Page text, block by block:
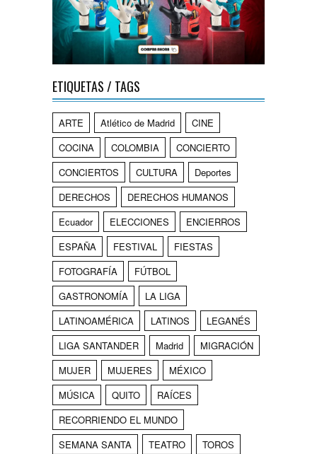
ETIQUETAS / TAGS
ARTE Atlético de Madrid
CINE
COCINA
COLOMBIA
CONCIERTO
CONCIERTOS
CULTURA
Deportes
DERECHOS
DERECHOS HUMANOS
Ecuador
ELECCIONES
ENCIERROS
ESPAÑA
FESTIVAL
FIESTAS
FOTOGRAFÍA
FÚTBOL
GASTRONOMÍA
LA LIGA
LATINOAMÉRICA
LATINOS
LEGANÉS
LIGA SANTANDER
Madrid
MIGRACIÓN
MUJER
MUJERES
MÉXICO
MÚSICA
QUITO
RAÍCES
RECORRIENDO EL MUNDO
SEMANA SANTA
TEATRO
TOROS